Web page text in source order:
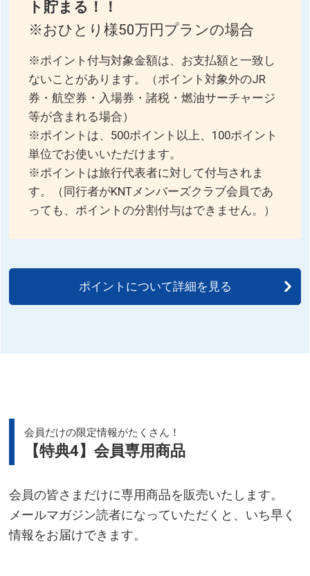
ト貯まる！！
※おひとり様50万円プランの場合
※ポイント付与対象金額は、お支払額と一致し
ないことがあります。（ポイント対象外のJR
券・航空券・入場券・諸税・燃油サーチャージ
等が含まれる場合）
※ポイントは、500ポイント以上、100ポイント
単位でお使いいただけます。
※ポイントは旅行代表者に対して付与されま
す。（同行者がKNTメンバーズクラブ会員であ
っても、ポイントの分割付与はできません。）
ポイントについて詳細を見る
会員だけの限定情報がたくさん！
【特典4】会員専用商品
会員の皆さまだけに専用商品を販売いたします。
メールマガジン読者になっていただくと、いち早く
情報をお届けできます。